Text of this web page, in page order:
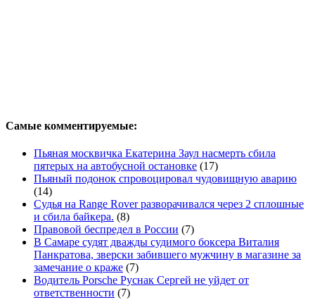
Самые комментируемые:
Пьяная москвичка Екатерина Заул насмерть сбила
пятерых на автобусной остановке (17)
Пьяный подонок спровоцировал чудовищную аварию
(14)
Судья на Range Rover разворачивался через 2 сплошные
и сбила байкера. (8)
Правовой беспредел в России (7)
В Самаре судят дважды судимого боксера Виталия
Панкратова, зверски забившего мужчину в магазине за
замечание о краже (7)
Водитель Porsche Руснак Сергей не уйдет от
ответственности (7)